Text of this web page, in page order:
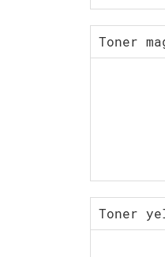
Toner
Toner